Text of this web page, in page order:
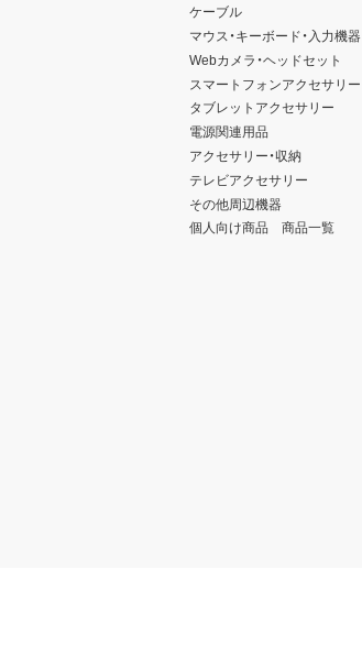
ケーブル
マウス・キーボード・入力機器
Webカメラ・ヘッドセット
スマートフォンアクセサリー
タブレットアクセサリー
電源関連用品
アクセサリー・収納
テレビアクセサリー
その他周辺機器
個人向け商品 商品一覧